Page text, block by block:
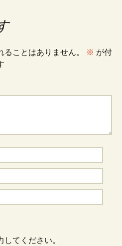
ことはありません。 ※ が付
してください。